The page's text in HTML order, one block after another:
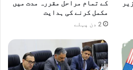
کے تمام مراحل مقررہ مدت میں
مکمل کرنے کی ہدایت
2 دن پہلے